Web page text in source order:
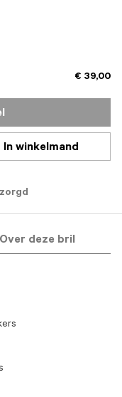
€ 39,00
In winkelmand
Over deze bril